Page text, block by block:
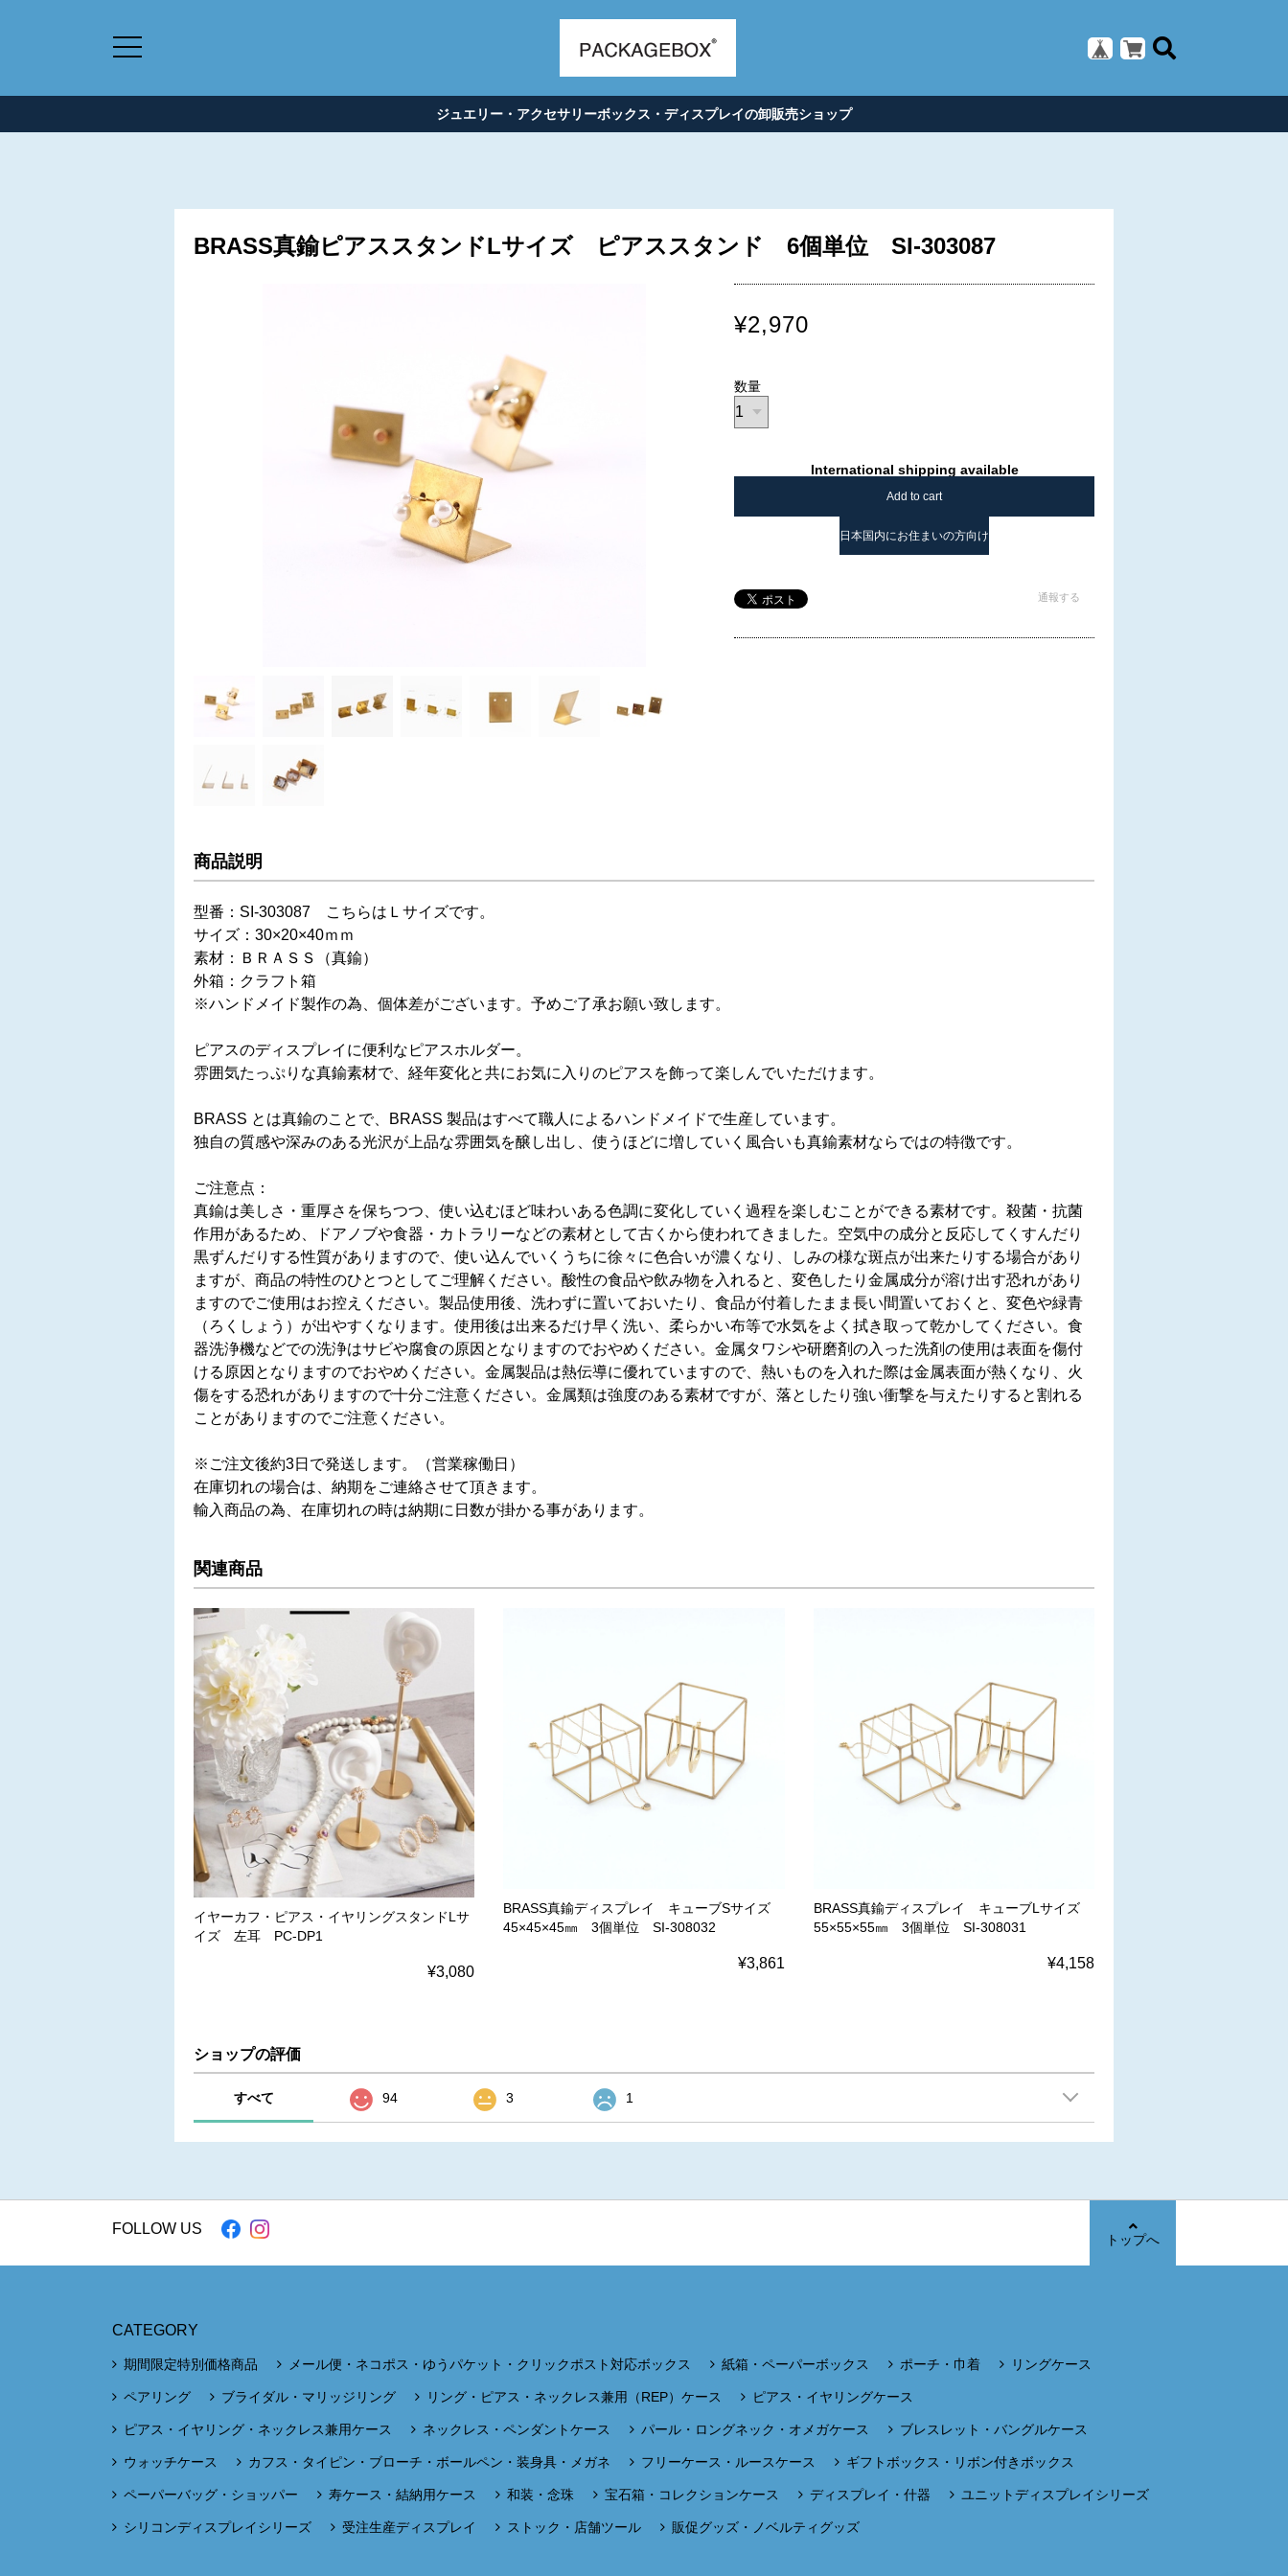
ジュエリー・アクセサリーボックス・ディスプレイの卸販売ショップ
BRASS真鍮ピアススタンドLサイズ ピアススタンド 6個単位 SI-303087
¥2,970
数量
International shipping available
Add to cart
日本国内にお住まいの方向け
通報する
商品説明
型番：SI-303087 こちらはＬサイズです。
サイズ：30×20×40ｍｍ
素材：ＢＲＡＳＳ（真鍮）
外箱：クラフト箱
※ハンドメイド製作の為、個体差がございます。予めご了承お願い致します。
ピアスのディスプレイに便利なピアスホルダー。
雰囲気たっぷりな真鍮素材で、経年変化と共にお気に入りのピアスを飾って楽しんでいただけます。
BRASS とは真鍮のことで、BRASS 製品はすべて職人によるハンドメイドで生産しています。
独自の質感や深みのある光沢が上品な雰囲気を醸し出し、使うほどに増していく風合いも真鍮素材ならではの特徴です。
ご注意点：
真鍮は美しさ・重厚さを保ちつつ、使い込むほど味わいある色調に変化していく過程を楽しむことができる素材です。殺菌・抗菌
作用があるため、ドアノブや食器・カトラリーなどの素材として古くから使われてきました。空気中の成分と反応してくすんだり
黒ずんだりする性質がありますので、使い込んでいくうちに徐々に色合いが濃くなり、しみの様な斑点が出来たりする場合があり
ますが、商品の特性のひとつとしてご理解ください。酸性の食品や飲み物を入れると、変色したり金属成分が溶け出す恐れがあり
ますのでご使用はお控えください。製品使用後、洗わずに置いておいたり、食品が付着したまま長い間置いておくと、変色や緑青
（ろくしょう）が出やすくなります。使用後は出来るだけ早く洗い、柔らかい布等で水気をよく拭き取って乾かしてください。食
器洗浄機などでの洗浄はサビや腐食の原因となりますのでおやめください。金属タワシや研磨剤の入った洗剤の使用は表面を傷付
ける原因となりますのでおやめください。金属製品は熱伝導に優れていますので、熱いものを入れた際は金属表面が熱くなり、火
傷をする恐れがありますので十分ご注意ください。金属類は強度のある素材ですが、落としたり強い衝撃を与えたりすると割れる
ことがありますのでご注意ください。
※ご注文後約3日で発送します。（営業稼働日）
在庫切れの場合は、納期をご連絡させて頂きます。
輸入商品の為、在庫切れの時は納期に日数が掛かる事があります。
関連商品
イヤーカフ・ピアス・イヤリングスタンドLサ
イズ 左耳 PC-DP1
¥3,080
BRASS真鍮ディスプレイ キューブSサイズ
45×45×45㎜ 3個単位 SI-308032
¥3,861
BRASS真鍮ディスプレイ キューブLサイズ
55×55×55㎜ 3個単位 SI-308031
¥4,158
ショップの評価
すべて 94 3 1
FOLLOW US
トップへ
CATEGORY
期間限定特別価格商品 メール便・ネコポス・ゆうパケット・クリックポスト対応ボックス 紙箱・ペーパーボックス ポーチ・巾着 リングケース
ペアリング ブライダル・マリッジリング リング・ピアス・ネックレス兼用（REP）ケース ピアス・イヤリングケース
ピアス・イヤリング・ネックレス兼用ケース ネックレス・ペンダントケース パール・ロングネック・オメガケース ブレスレット・バングルケース
ウォッチケース カフス・タイピン・ブローチ・ボールペン・装身具・メガネ フリーケース・ルースケース ギフトボックス・リボン付きボックス
ペーパーバッグ・ショッパー 寿ケース・結納用ケース 和装・念珠 宝石箱・コレクションケース ディスプレイ・什器 ユニットディスプレイシリーズ
シリコンディスプレイシリーズ 受注生産ディスプレイ ストック・店舗ツール 販促グッズ・ノベルティグッズ